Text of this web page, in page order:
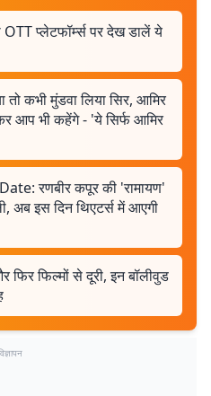
प्लेटफॉर्म्स पर देख डालें ये
कभी मुंडवा लिया सिर, आमिर
आप भी कहेंगे - 'ये सिर्फ आमिर
रणबीर कपूर की 'रामायण'
अब इस दिन थिएटर्स में आएगी
फिर फिल्मों से दूरी, इन बॉलीवुड